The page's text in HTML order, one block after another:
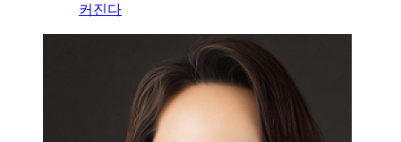
커진다